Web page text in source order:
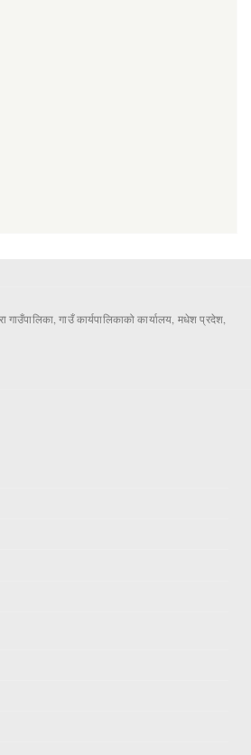
गाउँपालिका, गाउँ कार्यपालिकाको कार्यालय, मधेश प्रदेश,